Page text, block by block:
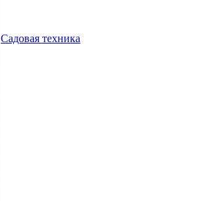
Садовая техника